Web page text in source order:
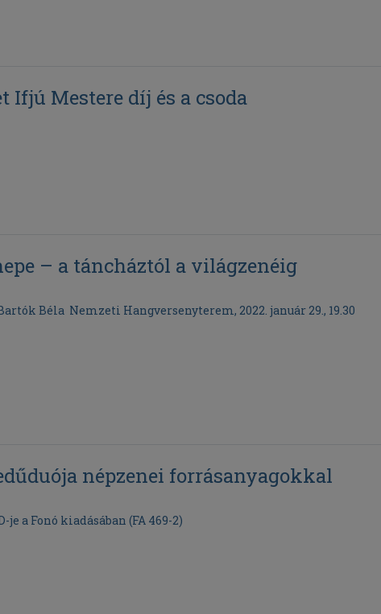
Ifjú Mestere díj és a csoda
– a táncháztól a világzenéig
Béla Nemzeti Hangversenyterem, 2022. január 29., 19.30
népzenei forrásanyagokkal
je a Fonó kiadásában (FA 469-2)